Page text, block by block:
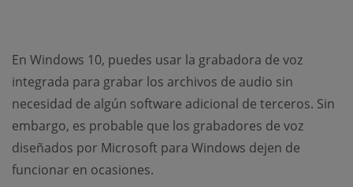
En Windows 10, puedes usar la grabadora de voz
integrada para grabar los archivos de audio sin
necesidad de algún software adicional de terceros. Sin
embargo, es probable que los grabadores de voz
diseñados por Microsoft para Windows dejen de
funcionar en ocasiones.